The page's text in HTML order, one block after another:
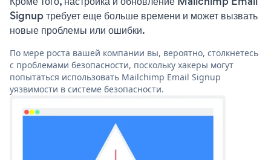
Signup требует еще больше времени и может вызвать
новые проблемы или ошибки.
По мере роста вашей компании вы, вероятно, столкнетесь
с проблемами безопасности, поскольку хакеры могут
попытаться использовать Mailchimp Email Signup
уязвимости в системе безопасности.